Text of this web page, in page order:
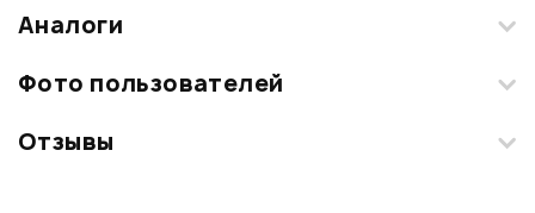
Аналоги
Фото пользователей
Загрузите свои фотографии купленного товара и получите
Отзывы